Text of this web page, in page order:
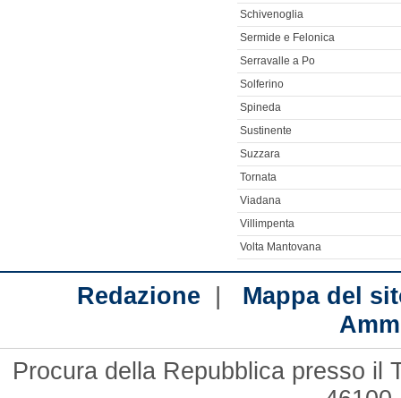
Schivenoglia
Sermide e Felonica
Serravalle a Po
Solferino
Spineda
Sustinente
Suzzara
Tornata
Viadana
Villimpenta
Volta Mantovana
Redazione | Mappa del
Procura della Repubblica presso il